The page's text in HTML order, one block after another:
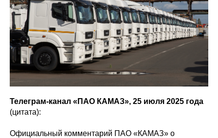
Телеграм-канал «ПАО КАМАЗ», 25 июля 2025 года
(цитата):
Официальный комментарий ПАО «КАМАЗ» о